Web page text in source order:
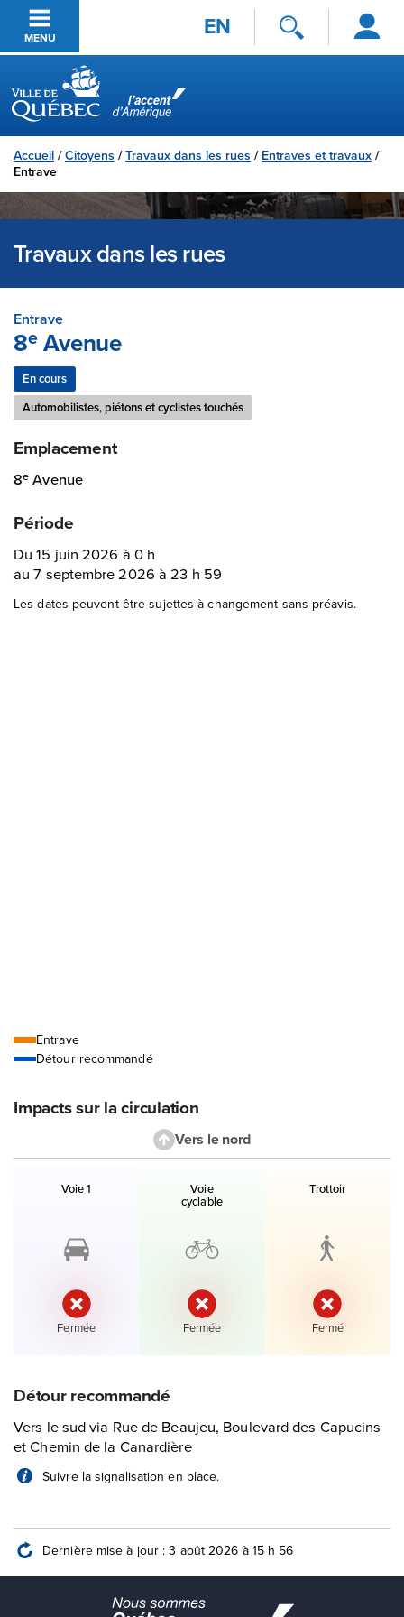
Passer au contenu principal
MENU EN
Se
connecter
Ville de Québec
Accueil /Citoyens /Travaux dans les rues / Entraves et travaux /
Entrave
Travaux dans les rues
Entrave
8eAvenue
En cours
Automobilistes, piétons et cyclistes touchés
Emplacement
8e Avenue
Période
Du 15 juin 2026 à 0 h
au 7 septembre 2026 à 23 h 59
Les dates peuvent être sujettes à changement sans préavis.
Légende
Entrave
Détour recommandé
Impacts sur la circulation
Vers le nord
Voie 1
État :
Fermée
Voie
cyclable
État :
Fermée
Trottoir
État :
Fermé
Détour recommandé
Vers le sud via Rue de Beaujeu, Boulevard des Capucins
et Chemin de la Canardière
Suivre la signalisation en place.
Dernière mise à jour : 3 août 2026 à 15 h 56